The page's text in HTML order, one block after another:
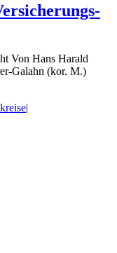
Von Hans Harald
Galahn (kor. M.)
|